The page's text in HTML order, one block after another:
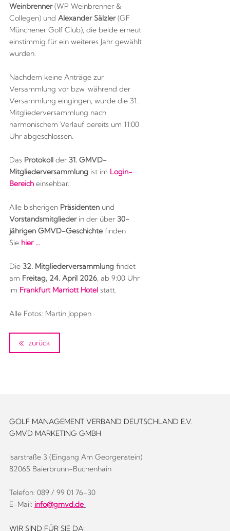
Weinbrenner(WP Weinbrenner &
Collegen) und Alexander Sälzler(GF
Münchener Golf Club), die beide erneut
einstimmig für ein weiteres Jahr gewählt
wurden.
Nachdem keine Anträge zur
Versammlung vor bzw. während der
Versammlung eingingen, wurde die 31.
Mitgliederversammlung nach
harmonischem Verlauf bereits um 11:00
Uhr abgeschlossen.
Das Protokoll der 31. GMVD-
Mitgliederversammlungist im Login-
Bereich einsehbar.
Alle bisherigen Präsidenten und
Vorstandsmitglieder in der über 30-
jährigen GMVD-Geschichtefinden
Sie hier ...
Die 32. Mitgliederversammlungfindet
am Freitag, 24. April 2026, ab 9:00 Uhr
im Frankfurt Marriott Hotel statt.
Alle Fotos: Martin Joppen
zurück
GOLF MANAGEMENT VERBAND DEUTSCHLAND E.V.
GMVD MARKETING GMBH
Isarstraße 3 (Eingang Am Georgenstein)
82065 Baierbrunn-Buchenhain
Telefon: 089 / 99 01 76-30
E-Mail: info@gmvd.de
WIR SIND FÜR SIE DA: